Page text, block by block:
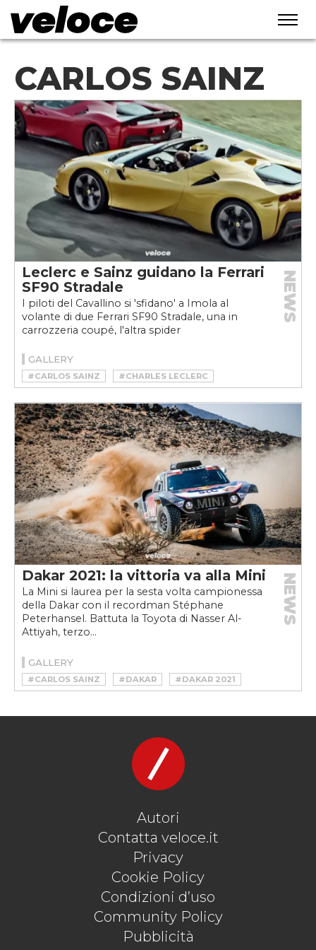
CARLOS SAINZ
Leclerc e Sainz guidano la Ferrari
SF90 Stradale
I piloti del Cavallino si 'sfidano' a Imola al
volante di due Ferrari SF90 Stradale, una in
carrozzeria coupé, l'altra spider
NEWS
GALLERY
#CARLOS SAINZ
#CHARLES LECLERC
#FERRARI
#FERRARI SF90
#FERRARI SF90 SPIDER
#FERRARI SF90 STRADALE
Dakar 2021: la vittoria va alla Mini
La Mini si laurea per la sesta volta campionessa
della Dakar con il recordman Stéphane
Peterhansel. Battuta la Toyota di Nasser Al-
Attiyah, terzo...
NEWS
GALLERY
#CARLOS SAINZ #DAKAR
#DAKAR 2021
#DAKAR 2021 VINCITORI
#KAMAZ
#NASSER AL-ATTIYAH
#STÉPHANE PETERHANSEL
#TOYOTA
Autori
Contatta veloce.it
Privacy
Cookie Policy
Condizioni d’uso
Community Policy
Pubblicità